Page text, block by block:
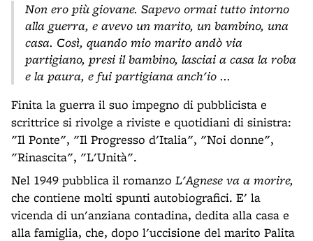
Non ero più giovane. Sapevo ormai tutto intorno
alla guerra, e avevo un marito, un bambino, una
casa. Così, quando mio marito andò via
partigiano, presi il bambino, lasciai a casa la roba
e la paura, e fui partigiana anch'io ...
Finita la guerra il suo impegno di pubblicista e
scrittrice si rivolge a riviste e quotidiani di sinistra:
"Il Ponte", "Il Progresso d'Italia", "Noi donne",
"Rinascita", "L'Unità".
Nel 1949 pubblica il romanzo L'Agnese va a morire,
che contiene molti spunti autobiografici. E' la
vicenda di un'anziana contadina, dedita alla casa e
alla famiglia, che, dopo l'uccisione del marito Palita